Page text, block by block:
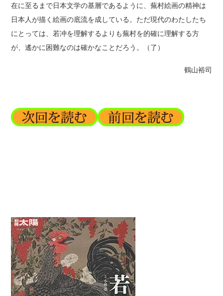
在に至るまで日本文学の基層であるように、蕪村絵画の精神は
日本人が描く絵画の底流を成している。ただ現代のわたしたち
にとっては、若冲を理解するよりも蕪村を的確に理解する方
が、遙かに困難なのは確かなことだろう。（了）
鶴山裕司